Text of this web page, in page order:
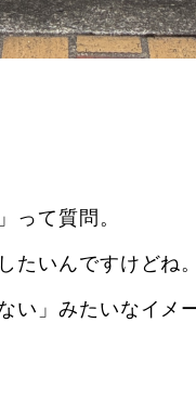
って質問。
たいんですけどね。
」みたいなイメ